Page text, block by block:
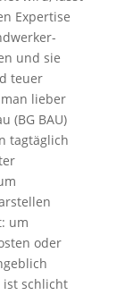
Expertise
und sie
teuer
lieber
(BG BAU)
tagtäglich
um
oder
ist schlicht